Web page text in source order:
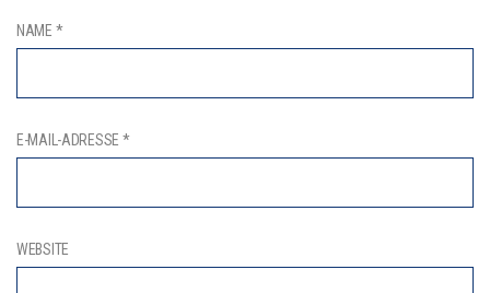
NAME *
E-MAIL-ADRESSE *
WEBSITE